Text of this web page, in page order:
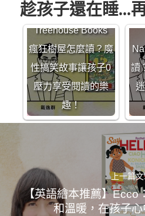
趁孩子還在睡...
【英閱登大人】The
Treehouse Books
瘋狂樹屋怎麼讀？魔
性搞笑故事讓孩子0
壓力享受閱讀的樂
趣！
讀
上一篇
【英語繪本推薦】Ecco
和溫暖，在孩子